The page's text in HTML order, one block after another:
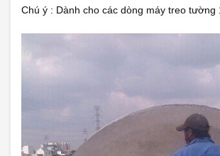
Chú ý : Dành cho các dòng máy treo tường